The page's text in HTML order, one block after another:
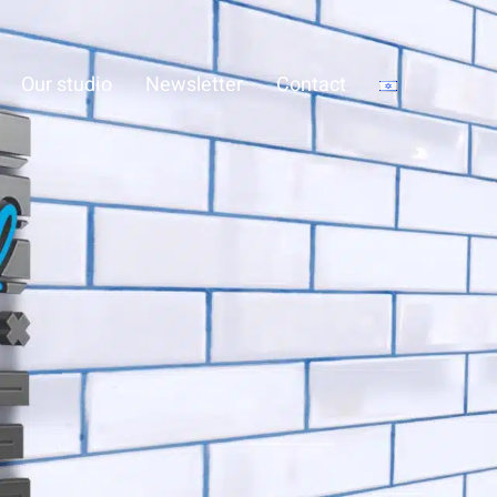
Our studio Newsletter Contact